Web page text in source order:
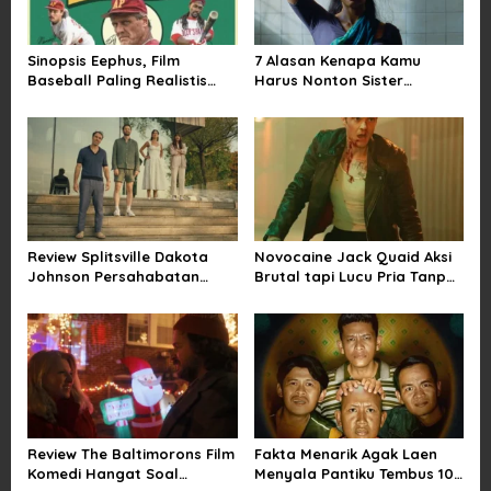
g
a
t
Sinopsis Eephus, Film
Baseball Paling Realistis
7 Alasan Kenapa Kamu
Harus Nonton Sister
Review Splitsville Dakota
Johnson Persahabatan
Novocaine Jack Quaid Aksi
Brutal tapi Lucu Pria Tanpa
Review The Baltimorons Film
Komedi Hangat Soal
Fakta Menarik Agak Laen
Menyala Pantiku Tembus 10